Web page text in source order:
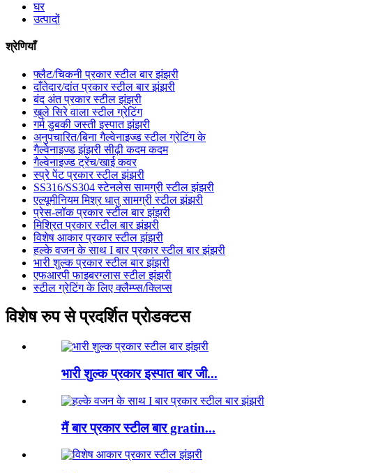
घर
उत्पादों
श्रेणियाँ
फ्लैट/चिकनी प्रकार स्टील बार झंझरी
दाँतेदार/दांत प्रकार स्टील बार झंझरी
बंद अंत प्रकार स्टील झंझरी
खुले सिरे वाला स्टील ग्रेटिंग
गर्म डुबकी जस्ती इस्पात झंझरी
अनुपचारित/बिना गैल्वेनाइज्ड स्टील ग्रेटिंग के
गैल्वेनाइज्ड झंझरी सीढ़ी कदम कदम
गैल्वेनाइज्ड ट्रेंच/खाई कवर
स्प्रे पेंट प्रकार स्टील झंझरी
SS316/SS304 स्टेनलेस सामग्री स्टील झंझरी
एल्यूमीनियम मिश्र धातु सामग्री स्टील झंझरी
प्रेस-लॉक प्रकार स्टील बार झंझरी
मिश्रित प्रकार स्टील बार झंझरी
विशेष आकार प्रकार स्टील झंझरी
हल्के वजन के साथ I बार प्रकार स्टील बार झंझरी
भारी शुल्क प्रकार स्टील बार झंझरी
एफआरपी फाइबरग्लास स्टील झंझरी
स्टील ग्रेटिंग के लिए क्लैम्प्स/क्लिप्स
विशेष रुप से प्रदर्शित प्रोडक्टस
भारी शुल्क प्रकार इस्पात बार जी...
मैं बार प्रकार स्टील बार gratin...